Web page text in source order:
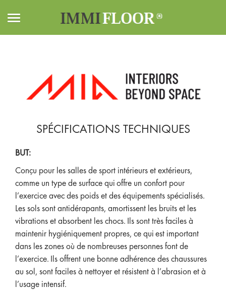
Home Caractéristiques techniques
SPÉCIFICATIONS TECHNIQUES
BUT:
Conçu pour les salles de sport intérieurs et extérieurs,
comme un type de surface qui offre un confort pour
l’exercice avec des poids et des équipements spécialisés.
Les sols sont antidérapants, amortissent les bruits et les
vibrations et absorbent les chocs. Ils sont très faciles à
maintenir hygiéniquement propres, ce qui est important
dans les zones où de nombreuses personnes font de
l’exercice. Ils offrent une bonne adhérence des chaussures
au sol, sont faciles à nettoyer et résistent à l’abrasion et à
l’usage intensif.